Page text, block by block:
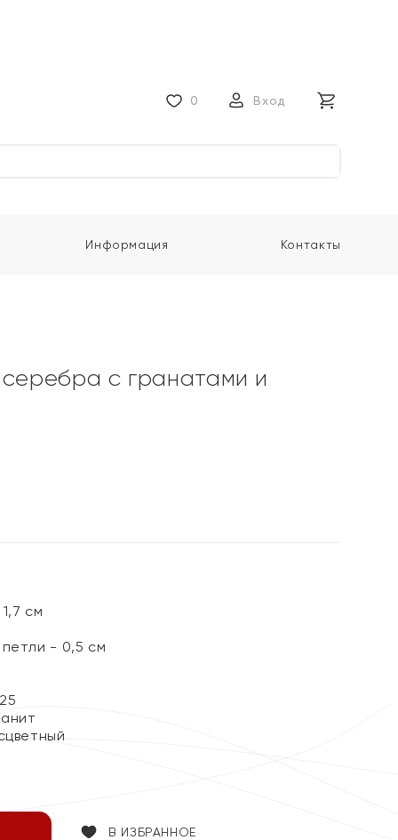
0 Вход
Информация Контакты
с гранатами и
см
- 0,5 см
В ИЗБРАННОЕ